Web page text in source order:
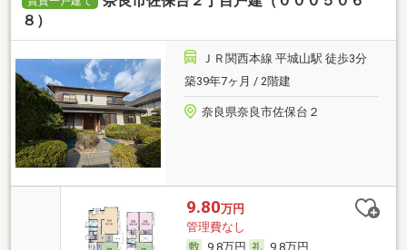
８）
ＪＲ関西本線 平城山駅 徒歩3分
築39年7ヶ月 / 2階建
奈良県奈良市佐保台２
9.80万円
管理費なし
9.8万円
9.8万円